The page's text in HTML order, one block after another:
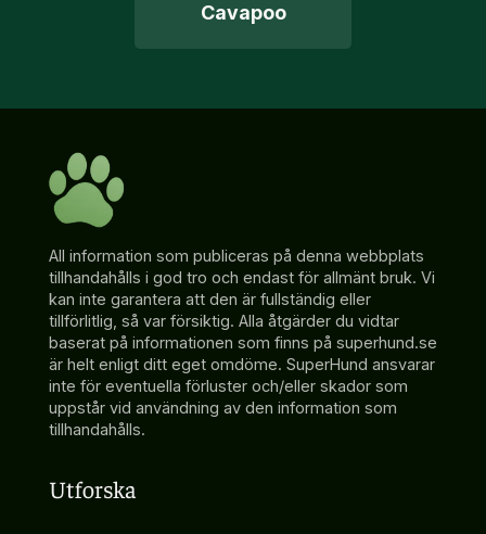
Cavapoo
All information som publiceras på denna webbplats
tillhandahålls i god tro och endast för allmänt bruk. Vi
kan inte garantera att den är fullständig eller
tillförlitlig, så var försiktig. Alla åtgärder du vidtar
baserat på informationen som finns på superhund.se
är helt enligt ditt eget omdöme. SuperHund ansvarar
inte för eventuella förluster och/eller skador som
uppstår vid användning av den information som
tillhandahålls.
Utforska